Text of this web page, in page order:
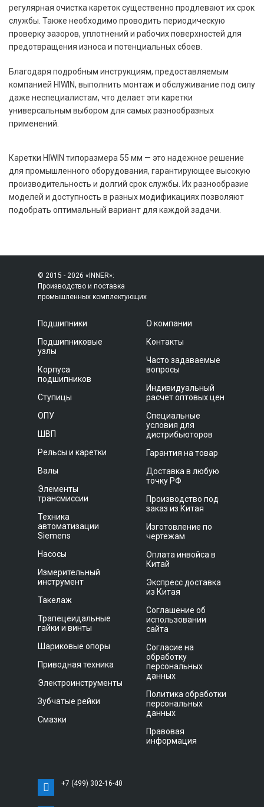
регулярная очистка кареток существенно продлевают их срок
службы. Также необходимо проводить периодическую
проверку зазоров, уплотнений и рабочих поверхностей для
предотвращения износа и потенциальных сбоев.
Благодаря подробным инструкциям, предоставляемым
компанией HIWIN, выполнить монтаж и обслуживание под силу
даже неспециалистам, что делает эти каретки
универсальным выбором для самых разнообразных
применений.
Каретки HIWIN типоразмера 55 мм — это надежное решение
для промышленного оборудования, гарантирующее высокую
производительность и долгий срок службы. Их разнообразие
моделей и доступность в разных модификациях позволяют
подобрать оптимальный вариант для каждой задачи.
© 2015 - 2026 «INNER»:
Производство и поставка
промышленных комплектующих
Подшипники
Подшипниковые
узлы
Корпуса
подшипников
Ступицы
ОПУ
ШВП
Рельсы и каретки
Валы
Элементы
трансмиссии
Техника
автоматизации
Siemens
Насосы
Измерительный
инструмент
Такелаж
Трапецеидальные
гайки и винты
Шариковые опоры
Приводная техника
Электроинструменты
Зубчатые рейки
Смазки
О компании
Контакты
Часто задаваемые
вопросы
Индивидуальный
расчет оптовых цен
Специальные
условия для
дистрибьюторов
Гарантия на товар
Доставка в любую
точку РФ
Производство под
заказ из Китая
Изготовление по
чертежам
Оплата инвойса в
Китай
Экспресс доставка
из Китая
Соглашение об
использовании
сайта
Согласие на
обработку
персональных
данных
Политика обработки
персональных
данных
Правовая
информация
+7 (499) 302-16-40